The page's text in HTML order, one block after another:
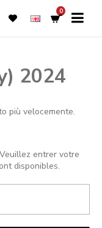
0
2024
più velocemente.
entrer votre
disponibles.